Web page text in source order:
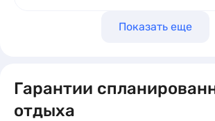
Показать еще
Гарантии
отдыха